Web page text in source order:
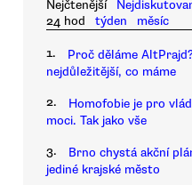
Nejčtenější
24 hod
týden měsíc
1.
Proč děláme
nejdůležitější, co máme
2.
Homofobie je pro
moci. Tak jako vše
3.
Brno chystá akční
jediné krajské město